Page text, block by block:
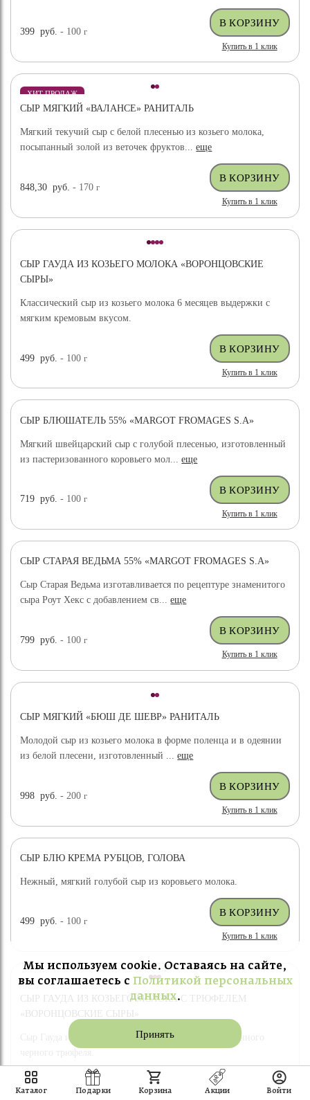
399 руб. - 100г
Купить в 1 клик
ХИТ ПРОДАЖ
СЫР МЯГКИЙ «ВАЛАНСЕ» РАНИТАЛЬ
Мягкий текучий сыр с белой плесенью из козьего молока,
посыпанный золой из веточек фруктов...еще
848,30 руб. - 170г
Купить в 1 клик
СЫР ГАУДА ИЗ КОЗЬЕГО МОЛОКА «ВОРОНЦОВСКИЕ
СЫРЫ»
Классический сыр из козьего молока 6 месяцев выдержки с
мягким кремовым вкусом.
499 руб. - 100г
Купить в 1 клик
СЫР БЛЮШАТЕЛЬ 55% «MARGOT FROMAGES S.A»
Мягкий швейцарский сыр с голубой плесенью, изготовленный
из пастеризованного коровьего мол...еще
719 руб. - 100г
Купить в 1 клик
СЫР СТАРАЯ ВЕДЬМА 55% «MARGOT FROMAGES S.A»
Сыр Старая Ведьма изготавливается по рецептуре знаменитого
сыра Роут Хекс с добавлением св...еще
799 руб. - 100г
Купить в 1 клик
СЫР МЯГКИЙ «БЮШ ДЕ ШЕВР» РАНИТАЛЬ
Молодой сыр из козьего молока в форме поленца и в одеянии
из белой плесени, изготовленный ...еще
998 руб. - 200г
Купить в 1 клик
СЫР БЛЮ КРЕМА РУБЦОВ, ГОЛОВА
Нежный, мягкий голубой сыр из коровьего молока.
499 руб. - 100г
Купить в 1 клик
СЫР ГАУДА ИЗ КОЗЬЕГО МОЛОКА С ТРЮФЕЛЕМ
«ВОРОНЦОВСКИЕ СЫРЫ»
Сыр Гауда из козьего молока с добавлением драгоценного
559 руб. - 100г
Мы используем cookie. Оставаясь на сайте,
вы соглашаетесь с Политикой персональных
данных.
Принять
Каталог Подарки Корзина Акции Войти